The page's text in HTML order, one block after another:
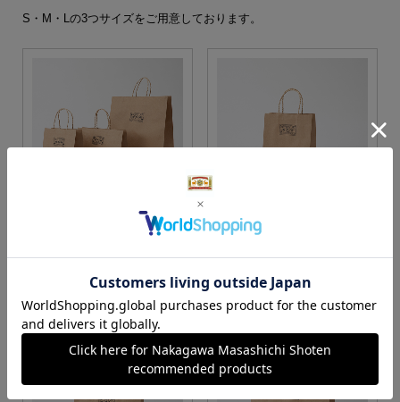
S・M・Lの3つサイズをご用意しております。
S・M・Lサイズより当店に
カートに入れる
Sサイズ
カートに入れる